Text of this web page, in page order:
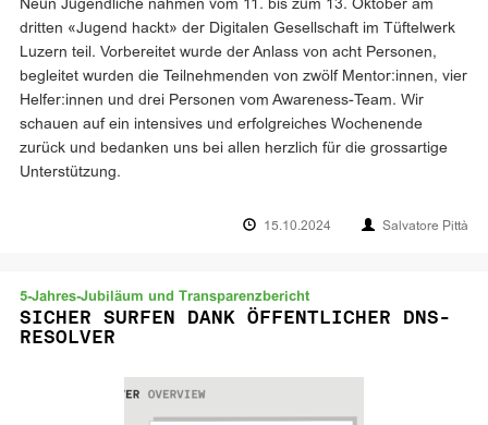
Neun Jugendliche nahmen vom 11. bis zum 13. Oktober am
dritten «Jugend hackt» der Digitalen Gesellschaft im Tüftelwerk
Luzern teil. Vorbereitet wurde der Anlass von acht Personen,
begleitet wurden die Teilnehmenden von zwölf Mentor:innen, vier
Helfer:innen und drei Personen vom Awareness-Team. Wir
schauen auf ein intensives und erfolgreiches Wochenende
zurück und bedanken uns bei allen herzlich für die grossartige
Unterstützung.
15.10.2024 Salvatore Pittà
5-Jahres-Jubiläum und Transparenzbericht
SICHER SURFEN DANK ÖFFENTLICHER DNS-
RESOLVER